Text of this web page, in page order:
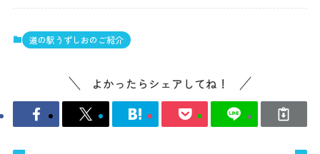
道の駅うずしおのご紹介
よかったらシェアしてね！